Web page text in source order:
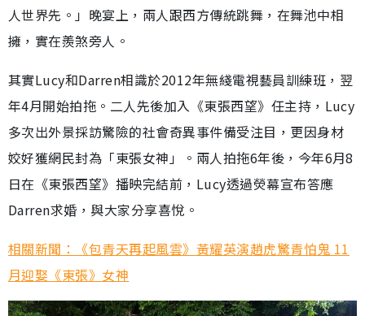
人世界先。」晚宴上，兩人跟西方傳統跳舞，在舞池中相
擁，實在羨煞旁人。
其實Lucy和Darren相識於2012年無綫電視藝員訓練班，翌
年4月開始拍拖。二人先後加入《東張西望》任主持，Lucy
多次出外景採訪驚險的社會奇異事件備受注目，更因身材
姣好獲網民封為「東張女神」。兩人拍拖6年後，今年6月8
日在《東張西望》播映完結前，Lucy透過熒幕宣布答應
Darren求婚，與大家分享喜悅。
相關新聞：《包青天再起風雲》黃耀英演趙虎驚青怕鬼 11
月迎娶《東張》女神